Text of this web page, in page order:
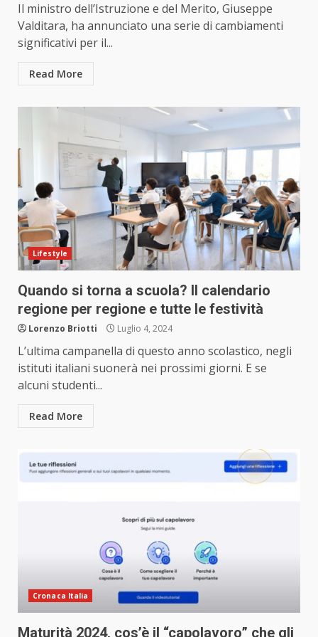
Il ministro dell’Istruzione e del Merito, Giuseppe
Valditara, ha annunciato una serie di cambiamenti
significativi per il...
Read More
Lifestyle
Quando si torna a scuola? Il calendario
regione per regione e tutte le festività
Lorenzo Briotti Luglio 4, 2024
L’ultima campanella di questo anno scolastico, negli
istituti italiani suonerà nei prossimi giorni. E se
alcuni studenti...
Read More
Cronaca Italia
Maturità 2024, cos’è il “capolavoro” che gli